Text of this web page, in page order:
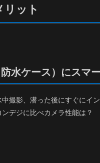
リット
水ケース）にスマ
撮影、潜った後にすぐにイ
デジに比べカメラ性能は？